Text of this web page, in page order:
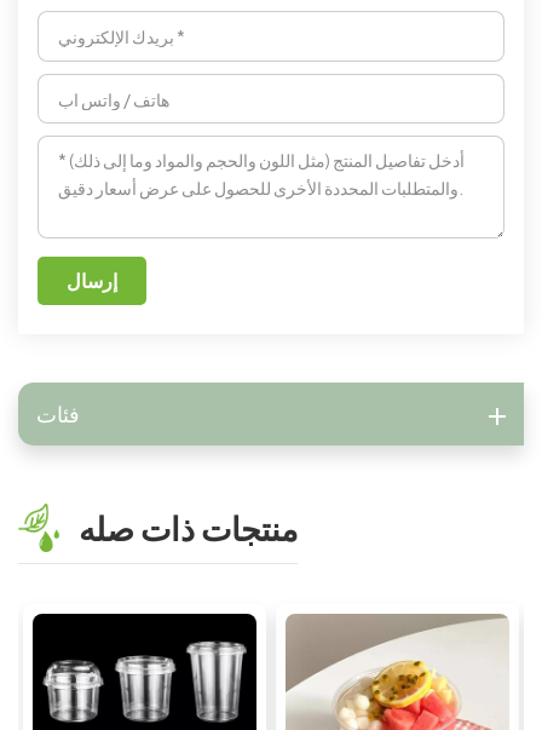
إرسال
فئات
منتجات ذات صله